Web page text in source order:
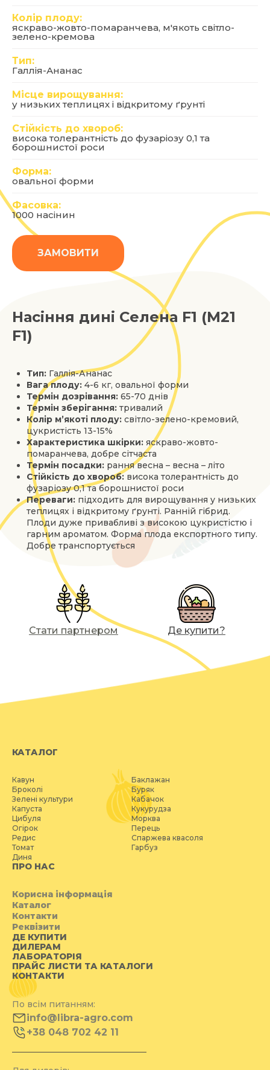
Колір плоду:
яскраво-жовто-помаранчева, м'якоть світло-
зелено-кремова
Тип:
Галлія-Ананас
Місце вирощування:
у низьких теплицях і відкритому ґрунті
Стійкість до хвороб:
висока толерантність до фузаріозу 0,1 та
борошнистої роси
Форма:
овальної форми
Фасовка:
1000 насінин
ЗАМОВИТИ
Насіння дині Селена F1 (M21
F1)
Тип: Галлія-Ананас
Вага плоду: 4-6 кг, овальної форми
Термін дозрівання: 65-70 днів
Термін зберігання: тривалий
Колір м’якоті плоду: світло-зелено-кремовий,
цукристість 13-15%
Характеристика шкірки: яскраво-жовто-
помаранчева, добре сітчаста
Термін посадки: рання весна – весна – літо
Стійкість до хвороб: висока толерантність до
фузаріозу 0,1 та борошнистої роси
Переваги: підходить для вирощування у низьких
теплицях і відкритому ґрунті. Ранній гібрид.
Плоди дуже привабливі з високою цукристістю і
гарним ароматом. Форма плода експортного типу.
Добре транспортується
Стати партнером Де купити?
КАТАЛОГ
Кавун
Баклажан
Броколі
Буряк
Зелені культури
Кабачок
Капуста
Кукурудза
Цибуля
Морква
Огірок
Перець
Редис
Спаржева квасоля
Томат
Гарбуз
Диня
ПРО НАС
Корисна інформація
Каталог
Контакти
Реквізити
ДЕ КУПИТИ
ДИЛЕРАМ
ЛАБОРАТОРІЯ
ПРАЙС ЛИСТИ ТА КАТАЛОГИ
КОНТАКТИ
По всім питанням:
info@libra-agro.com
+38 048 702 42 11